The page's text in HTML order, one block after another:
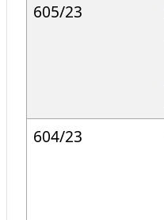
605/23
604/23